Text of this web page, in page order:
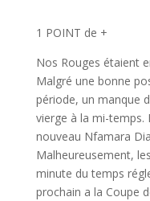
1 POINT de +
Nos Rouges étaient
Malgré une bonne
période, un manque
vierge à la mi-temps.
nouveau Nfamara
Malheureusement,
minute du temps
prochain a la Coupe